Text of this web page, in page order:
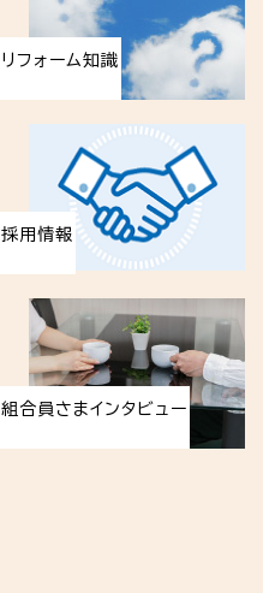
リフォーム知識
採用情報
組合員さまインタビュー